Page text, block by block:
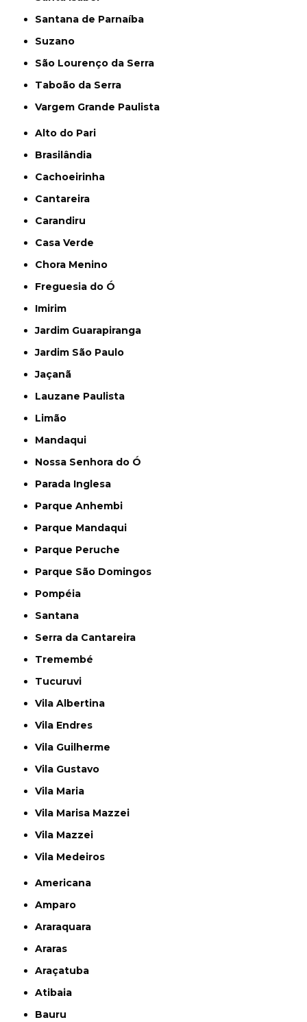
Santana de Parnaíba
Suzano
São Lourenço da Serra
Taboão da Serra
Vargem Grande Paulista
Alto do Pari
Brasilândia
Cachoeirinha
Cantareira
Carandiru
Casa Verde
Chora Menino
Freguesia do Ó
Imirim
Jardim Guarapiranga
Jardim São Paulo
Jaçanã
Lauzane Paulista
Limão
Mandaqui
Nossa Senhora do Ó
Parada Inglesa
Parque Anhembi
Parque Mandaqui
Parque Peruche
Parque São Domingos
Pompéia
Santana
Serra da Cantareira
Tremembé
Tucuruvi
Vila Albertina
Vila Endres
Vila Guilherme
Vila Gustavo
Vila Maria
Vila Marisa Mazzei
Vila Mazzei
Vila Medeiros
Americana
Amparo
Araraquara
Araras
Araçatuba
Atibaia
Bauru